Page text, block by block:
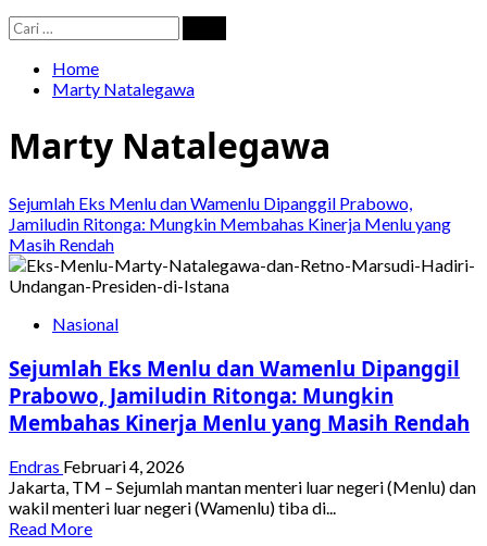
Cari
untuk:
Home
Marty Natalegawa
Marty Natalegawa
Sejumlah Eks Menlu dan Wamenlu Dipanggil Prabowo,
Jamiludin Ritonga: Mungkin Membahas Kinerja Menlu yang
Masih Rendah
Nasional
Sejumlah Eks Menlu dan Wamenlu Dipanggil
Prabowo, Jamiludin Ritonga: Mungkin
Membahas Kinerja Menlu yang Masih Rendah
Endras Februari 4, 2026
Jakarta, TM – Sejumlah mantan menteri luar negeri (Menlu) dan
wakil menteri luar negeri (Wamenlu) tiba di...
Read MoreRead